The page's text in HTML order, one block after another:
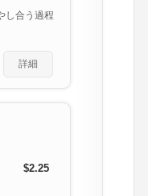
し合う過程
詳細
$2.25